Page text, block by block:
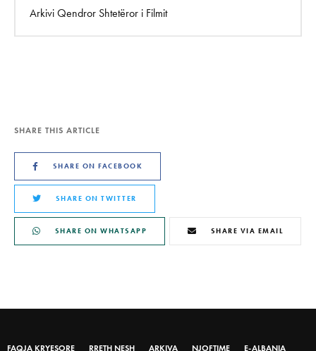
Arkivi Qendror Shtetëror i Filmit
SHARE THIS ARTICLE
SHARE ON FACEBOOK
SHARE ON TWITTER
SHARE ON WHATSAPP SHARE VIA EMAIL
FAQJA KRYESORE RRETH NESH ARKIVA NJOFTIME E-ALBANIA